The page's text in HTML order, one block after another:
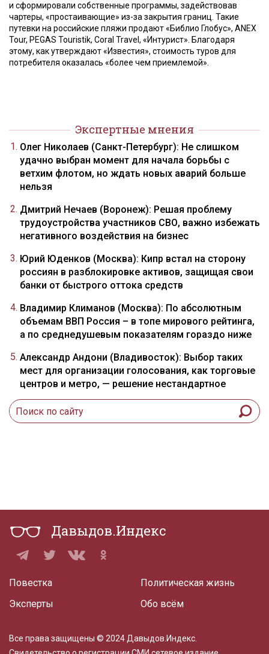
и сформировали собственные программы, задействовав
чартеры, «простаивающие» из-за закрытия границ. Такие
путевки на российские пляжи продают «Библио Глобус», ANEX
Tour, PEGAS Touristik, Coral Travel, «Интурист». Благодаря
этому, как утверждают «Известия», стоимость туров для
потребителя оказалась «более чем приемлемой».
Экспертные мнения
Олег Николаев (Санкт-Петербург): Не слишком
удачно выбран момент для начала борьбы с
ветхим флотом, но ждать новых аварий больше
нельзя
Дмитрий Нечаев (Воронеж): Решая проблему
трудоустройства участников СВО, важно избежать
негативного воздействия на бизнес
Юрий Юденков (Москва): Кипр встал на сторону
россиян в разблокировке активов, защищая свои
банки от быстрого оттока средств
Владимир Климанов (Москва): По абсолютным
объемам ВВП Россия – в топе мирового рейтинга,
а по среднедушевым показателям гораздо ниже
Александр Андони (Владивосток): Выбор таких
мест для организации голосования, как торговые
центров и метро, — решение нестандартное
Давыдов.Индекс
Повестка
Эксперты
Политическая жизнь
Обо всём
Все права защищены © 2024 Давыдов.Индекс.